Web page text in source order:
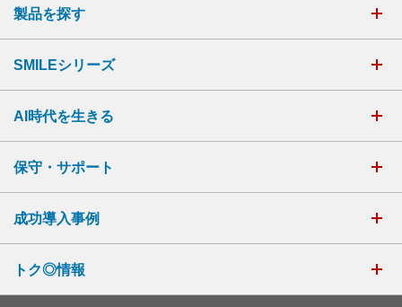
製品を探す
SMILEシリーズ
AI時代を生きる
保守・サポート
成功導入事例
トク◎情報